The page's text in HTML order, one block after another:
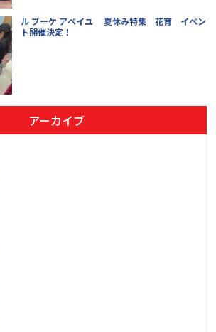
ル ブーケ アベイユ 夏休み特集 花育 イベン
ト開催決定！
アーカイブ